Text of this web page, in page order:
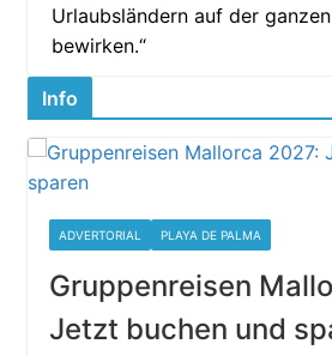
Urlaubsländern auf der
bewirken.“
Info
ADVERTORIAL PLAYA DE PALMA
Gruppenreisen
Jetzt buchen und